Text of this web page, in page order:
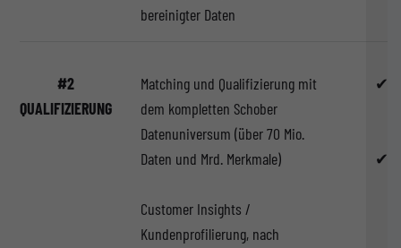
bereinigter Daten
#2
QUALIFIZIERUNG
Matching und Qualifizierung mit
dem kompletten Schober
Datenuniversum (über 70 Mio.
Daten und Mrd. Merkmale)
Customer Insights /
Kundenprofilierung, nach
✔
✔